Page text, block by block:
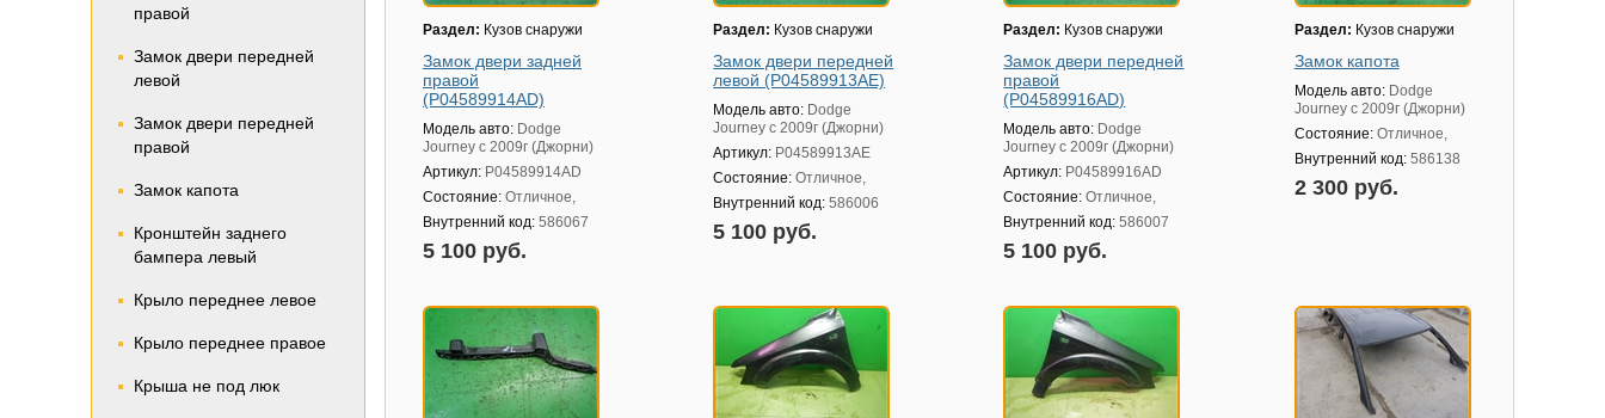
правой
Замок двери передней
левой
Замок двери передней
правой
Замок капота
Кронштейн заднего
бампера левый
Крыло переднее левое
Крыло переднее правое
Крыша не под люк
Раздел: Кузов снаружи
Замок двери задней
правой
(P04589914AD)
Модель авто: Dodge
Journey с 2009г (Джорни)
Артикул: P04589914AD
Состояние: Отличное,
Внутренний код: 586067
5 100 руб.
Раздел: Кузов снаружи
Замок двери передней
левой (P04589913AE)
Модель авто: Dodge
Journey с 2009г (Джорни)
Артикул: P04589913AE
Состояние:Отличное,
Внутренний код:586006
5 100 руб.
Раздел: Кузов снаружи
Замок двери передней
правой
(P04589916AD)
Модель авто: Dodge
Journey с 2009г (Джорни)
Артикул: P04589916AD
Состояние:Отличное,
Внутренний код:586007
5 100 руб.
Раздел: Кузов снаружи
Замок капота
Модель авто: Dodge
Journey с 2009г (Джорни)
Состояние: Отличное,
Внутренний код: 586138
2 300 руб.